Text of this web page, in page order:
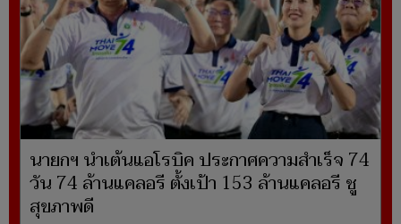
นายกฯ นำเต้นแอโรบิค ประกาศความสำเร็จ 74
วัน 74 ล้านแคลอรี ตั้งเป้า 153 ล้านแคลอรี ชู
สุขภาพดี